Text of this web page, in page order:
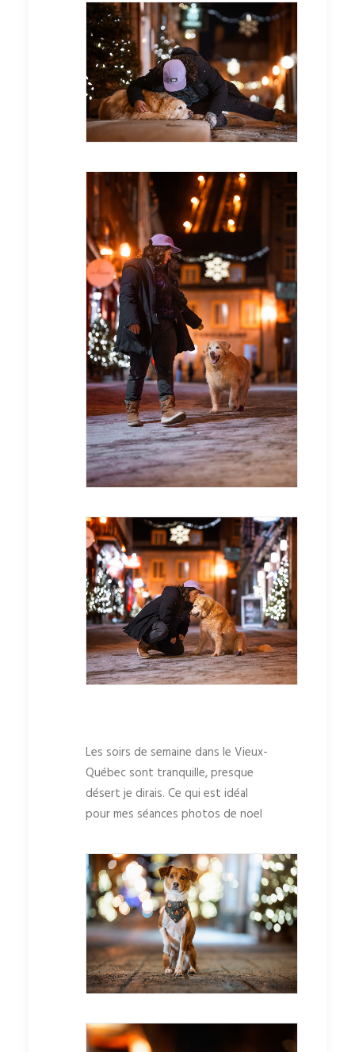
Les soirs de semaine dans le Vieux-
Québec sont tranquille, presque
désert je dirais. Ce qui est idéal
pour mes séances photos de noel